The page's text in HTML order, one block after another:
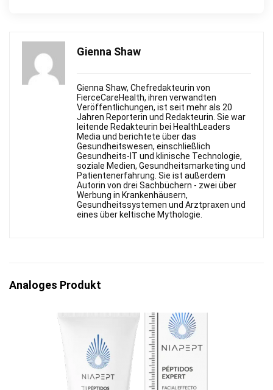
Gienna Shaw
Gienna Shaw, Chefredakteurin von
FierceСareHealth, ihren verwandten
Veröffentlichungen, ist seit mehr als 20
Jahren Reporterin und Redakteurin. Sie war
leitende Redakteurin bei HealthLeaders
Media und berichtete über das
Gesundheitswesen, einschließlich
Gesundheits-IT und klinische Technologie,
soziale Medien, Gesundheitsmarketing und
Patientenerfahrung. Sie ist außerdem
Autorin von drei Sachbüchern - zwei über
Werbung in Krankenhäusern,
Gesundheitssystemen und Arztpraxen und
eines über keltische Mythologie.
Analoges Produkt